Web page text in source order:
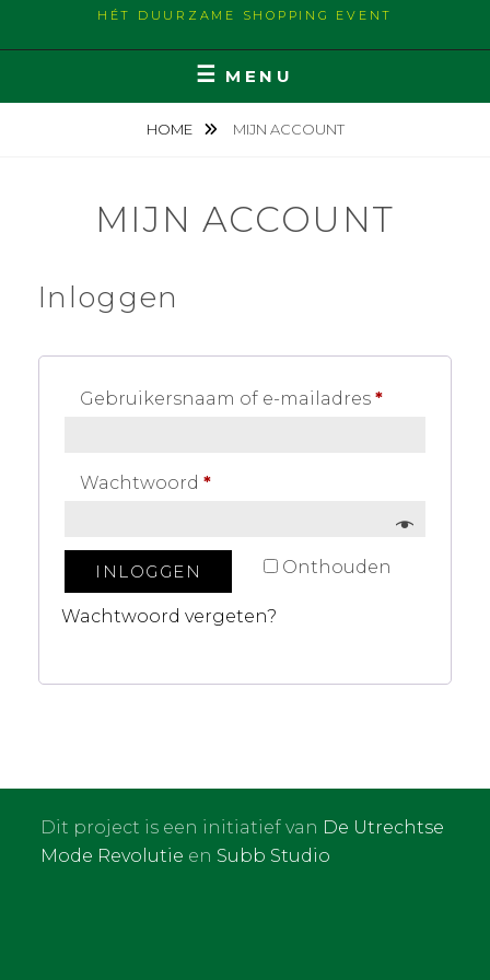
HÉT DUURZAME SHOPPING EVENT
MENU
HOME MIJN ACCOUNT
MIJN ACCOUNT
Inloggen
Gebruikersnaam of e-mailadres *Vereist
Wachtwoord *Vereist
Onthouden
INLOGGEN
Wachtwoord vergeten?
Dit project is een initiatief van De Utrechtse
Mode Revolutie en Subb Studio